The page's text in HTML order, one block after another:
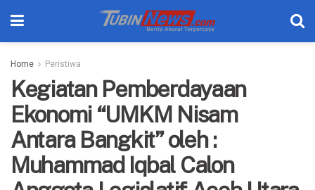
Home Peristiwa
Kegiatan Pemberdayaan
Ekonomi “UMKM Nisam
Antara Bangkit” oleh :
Muhammad Iqbal Calon